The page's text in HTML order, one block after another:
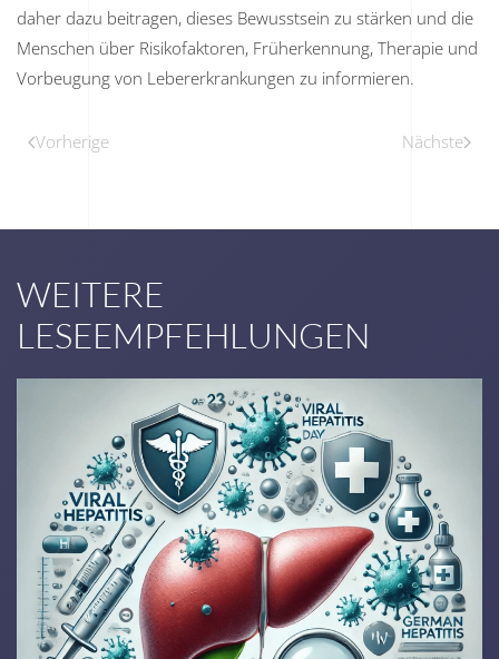
daher dazu beitragen, dieses Bewusstsein zu stärken und die
Menschen über Risikofaktoren, Früherkennung, Therapie und
Vorbeugung von Lebererkrankungen zu informieren.
Vorherige Nächste
WEITERE
LESEEMPFEHLUNGEN